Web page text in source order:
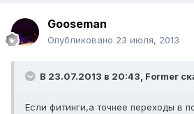
Gooseman
Опубликовано 23 июля, 2013
В 23.07.2013 в 20:43, Former
Если фитинги,а точнее переходы в